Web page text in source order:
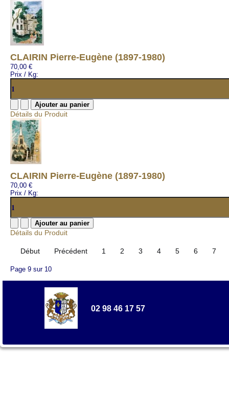
CLAIRIN Pierre-Eugène (1897-1980)
70,00 €
Prix / Kg:
Détails du Produit
CLAIRIN Pierre-Eugène (1897-1980)
70,00 €
Prix / Kg:
Détails du Produit
Début Précédent 1 2 3 4 5 6 7
Page 9 sur 10
02 98 46 17 57